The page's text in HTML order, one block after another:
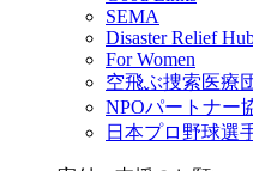
SEMA
Disaster Relief
For Women
空飛ぶ捜索医療
NPOパートナー
日本プロ野球選